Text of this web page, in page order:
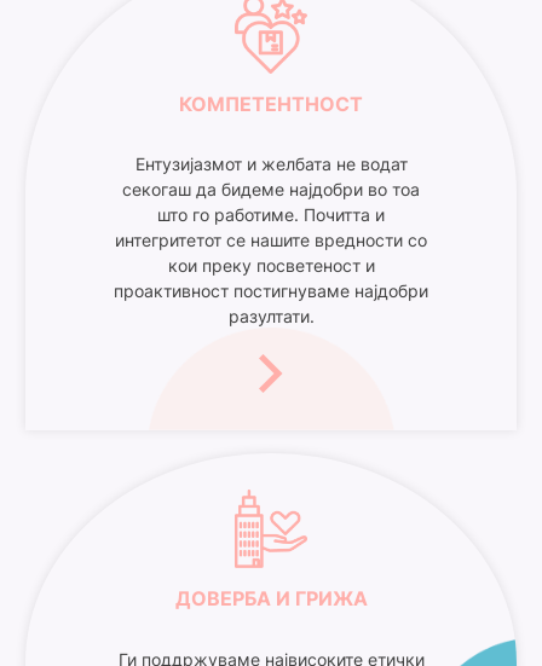
КОМПЕТЕНТНОСТ
Ентузијазмот и желбата не водат
секогаш да бидеме најдобри во тоа
што го работиме. Почитта и
интегритетот се нашите вредности со
кои преку посветеност и
проактивност постигнуваме најдобри
разултати.
ДОВЕРБА И ГРИЖА
Ги поддржуваме највисоките етички